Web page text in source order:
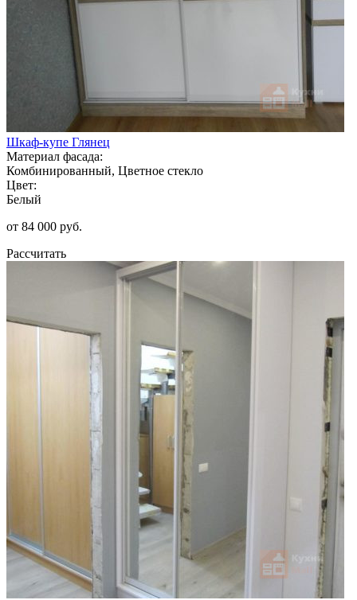
Шкаф-купе Глянец
Материал фасада:
Комбинированный, Цветное стекло
Цвет:
Белый
от 84 000 руб.
Рассчитать